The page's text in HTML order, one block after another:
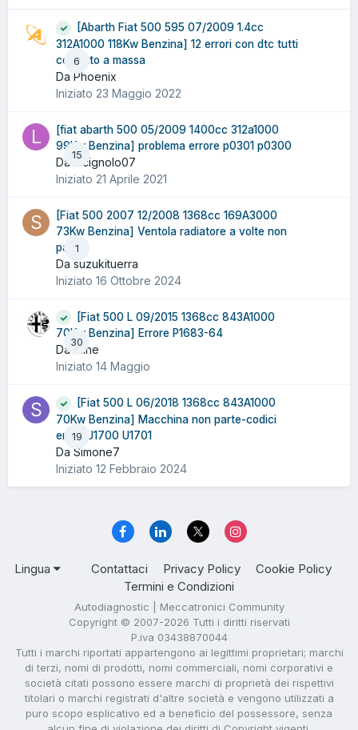
6
[Abarth Fiat 500 595 07/2009 1.4cc
312A1000 118Kw Benzina] 12 errori con dtc tutti
contatto a massa
Da Phoenix
Iniziato 23 Maggio 2022
15
[fiat abarth 500 05/2009 1400cc 312a1000
99Kw Benzina] problema errore p0301 p0300
Da lucignolo07
Iniziato 21 Aprile 2021
1
[Fiat 500 2007 12/2008 1368cc 169A3000
73Kw Benzina] Ventola radiatore a volte non
parte
Da suzukituerra
Iniziato 16 Ottobre 2024
30
[Fiat 500 L 09/2015 1368cc 843A1000
70Kw Benzina] Errore P1683-64
Da Pline
Iniziato 14 Maggio
19
[Fiat 500 L 06/2018 1368cc 843A1000
70Kw Benzina] Macchina non parte-codici
errori U1700 U1701
Da Simone7
Iniziato 12 Febbraio 2024
Lingua Contattaci Privacy Policy
Cookie Policy
Termini e Condizioni
Autodiagnostic | Meccatronici Community
Copyright © 2007-2026 Tutti i diritti riservati
P.iva 03438870044
Tutti i marchi riportati appartengono ai legittimi proprietari; marchi
di terzi, nomi di prodotti, nomi commerciali, nomi corporativi e
società citati possono essere marchi di proprietà dei rispettivi
titolari o marchi registrati d'altre società e vengono utilizzati a
puro scopo esplicativo ed a beneficio del possessore, senza